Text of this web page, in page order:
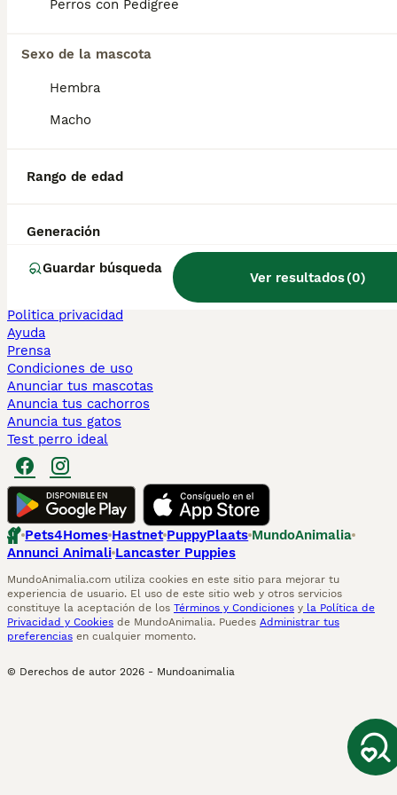
Perros con Pedigree
Sexo de la mascota
Hembra
Macho
Rango de edad
Generación
Guardar búsqueda
Ver resultados(0)
Sphynx en venta
Maine Coon en venta
Persa en venta
Teckel en Barcelona
Chihuahua en Sevilla
Perros en adopcion
Información
Politica privacidad
Ayuda
Prensa
Condiciones de uso
Anunciar tus mascotas
Anuncia tus cachorros
Anuncia tus gatos
Test perro ideal
Pets4Homes Hastnet PuppyPlaats MundoAnimalia
Annunci Animali Lancaster Puppies
MundoAnimalia.com utiliza cookies en este sitio para mejorar tu
experiencia de usuario. El uso de este sitio web y otros servicios
constituye la aceptación de los Términos y Condiciones y la Política de
Privacidad y Cookies de MundoAnimalia. Puedes Administrar tus
preferencias en cualquier momento.
© Derechos de autor 2026 - Mundoanimalia